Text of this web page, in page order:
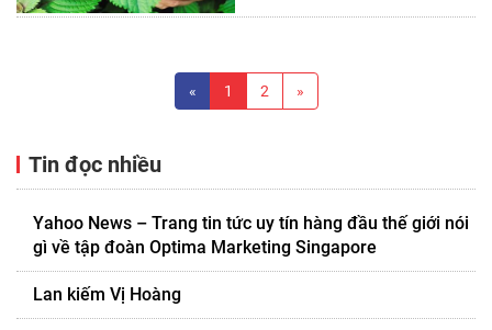
« 1 2 »
Tin đọc nhiều
Yahoo News – Trang tin tức uy tín hàng đầu thế giới nói
gì về tập đoàn Optima Marketing Singapore
Lan kiếm Vị Hoàng